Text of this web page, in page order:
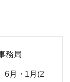
務局
6月・1月(2